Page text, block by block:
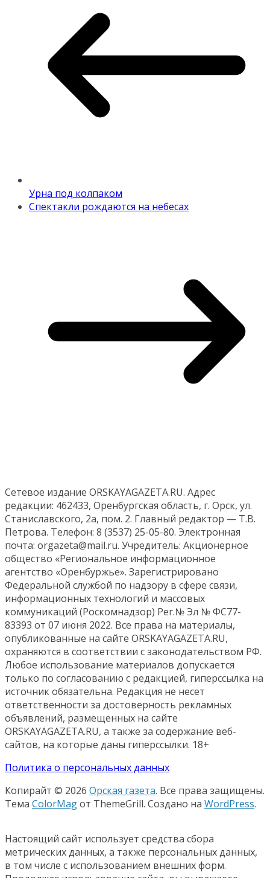
Урна под колпаком
Спектакли рождаются на небесах
Сетевое издание ORSKAYAGAZETA.RU. Адрес
редакции: 462433, Оренбургская область, г. Орск, ул.
Станиславского, 2а, пом. 2. Главный редактор — Т.В.
Петрова. Телефон: 8 (3537) 25-05-80. Электронная
почта: orgazeta@mail.ru. Учредитель: Акционерное
общество «Региональное информационное
агентство «Оренбуржье». Зарегистрировано
Федеральной службой по надзору в сфере связи,
информационных технологий и массовых
коммуникаций (Роскомнадзор) Рег.№ Эл № ФС77-
83393 от 07 июня 2022. Все права на материалы,
опубликованные на сайте ORSKAYAGAZETA.RU,
охраняются в соответствии с законодательством РФ.
Любое использование материалов допускается
только по согласованию с редакцией, гиперссылка на
источник обязательна. Редакция не несет
ответственности за достоверность рекламных
объявлений, размещенных на сайте
ORSKAYAGAZETA.RU, а также за содержание веб-
сайтов, на которые даны гиперссылки. 18+
Политика о персональных данных
Копирайт © 2026 Орская газета. Все права защищены.
Тема ColorMagот ThemeGrill. Создано на WordPress.
Настоящий сайт использует средства сбора
метрических данных, а также персональных данных,
в том числе с использованием внешних форм.